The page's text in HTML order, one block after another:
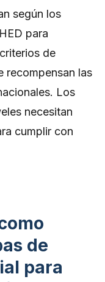
según los
para
de
recompensan las
Los
necesitan
cumplir con
de
para